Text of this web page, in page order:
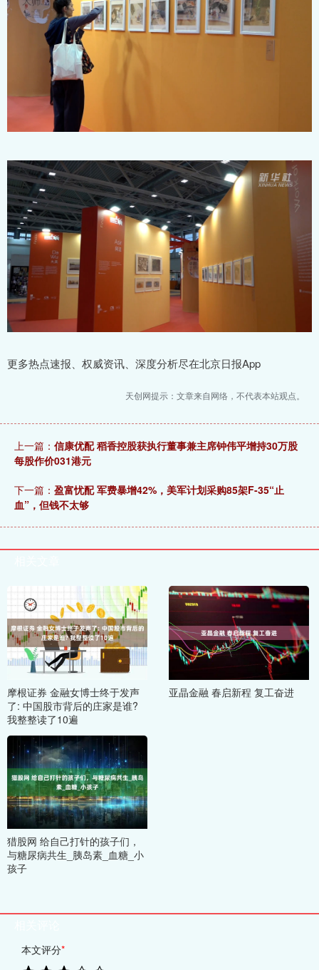
更多热点速报、权威资讯、深度分析尽在北京日报App
天创网提示：文章来自网络，不代表本站观点。
上一篇： 信康优配 稻香控股获执行董事兼主席钟伟平增持30万股
每股作价031港元
下一篇： 盈富忧配 军费暴增42%，美军计划采购85架F-35“止
血”，但钱不太够
摩根证券 金融女博士终于发声
了: 中国股市背后的庄家是谁?
我整整读了10遍
亚晶金融 春启新程 复工奋进
猎股网 给自己打针的孩子们，
与糖尿病共生_胰岛素_血糖_小
孩子
本文评分*